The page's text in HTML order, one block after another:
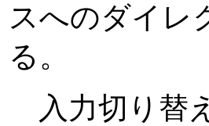
スへのダイレ
る。
入力切り替